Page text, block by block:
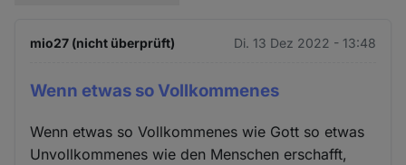
mio27 (nicht überprüft) Di. 13 Dez 2022 - 13:48
Wenn etwas so Vollkommenes
Wenn etwas so Vollkommenes wie Gott so etwas
Unvollkommenes wie den Menschen erschafft,